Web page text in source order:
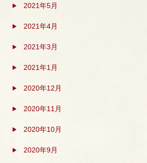
2021年5月
2021年4月
2021年3月
2021年1月
2020年12月
2020年11月
2020年10月
2020年9月